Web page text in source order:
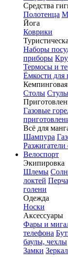
Средства
Полотенца
Йога
Коврики
Наборы
приборы
Термосы и
Ёмкости для
Столы
Газовые
Всё для
Шампура
Разжигатели
Велоспорт
Экипировка
Шлемы
локтей
голени
Одежда
Носки
Аксессуары
Фары и
телефона
баулы, чехлы
Замки